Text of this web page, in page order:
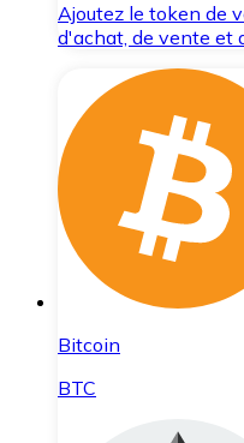
Ajoutez le token de
d'achat, de vente et
Bitcoin
BTC